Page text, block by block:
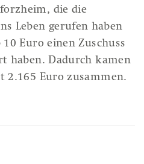
die die
Leben gerufen haben
Euro einen Zuschuss
haben. Dadurch kamen
2.165 Euro zusammen.